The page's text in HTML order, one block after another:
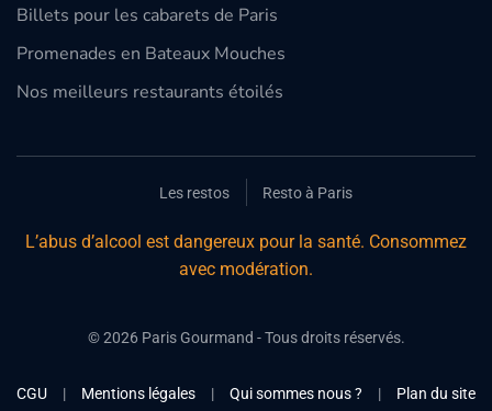
Billets pour les cabarets de Paris
Promenades en Bateaux Mouches
Nos meilleurs restaurants étoilés
Les restos Resto à Paris
L’abus d’alcool est dangereux pour la santé. Consommez
avec modération.
©2026Paris Gourmand - Tous droits réservés.
CGU | Mentions légales | Qui sommes nous ? | Plan du site